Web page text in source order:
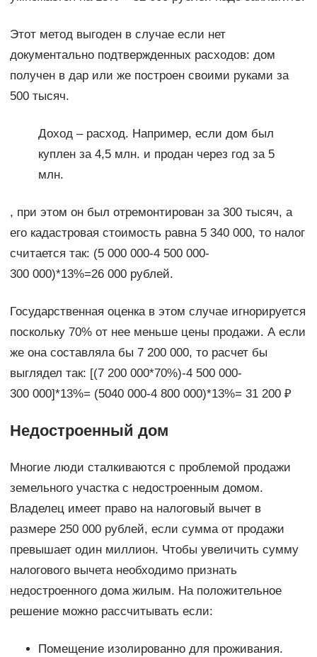
Этот метод выгоден в случае если нет
документально подтвержденных расходов: дом
получен в дар или же построен своими руками за
500 тысяч.
Доход – расход. Например, если дом был
куплен за 4,5 млн. и продан через год за 5
млн.
, при этом он был отремонтирован за 300 тысяч, а
его кадастровая стоимость равна 5 340 000, то налог
считается так: (5 000 000-4 500 000-
300 000)*13%=26 000 рублей.
Государственная оценка в этом случае игнорируется
поскольку 70% от нее меньше цены продажи. А если
же она составляла бы 7 200 000, то расчет бы
выглядел так: [(7 200 000*70%)-4 500 000-
300 000]*13%= (5040 000-4 800 000)*13%= 31 200 ₽
Недостроенный дом
Многие люди сталкиваются с проблемой продажи
земельного участка с недостроенным домом.
Владелец имеет право на налоговый вычет в
размере 250 000 рублей, если сумма от продажи
превышает один миллион. Чтобы увеличить сумму
налогового вычета необходимо признать
недостроенного дома жилым. На положительное
решение можно рассчитывать если:
Помещение изолированно для проживания.